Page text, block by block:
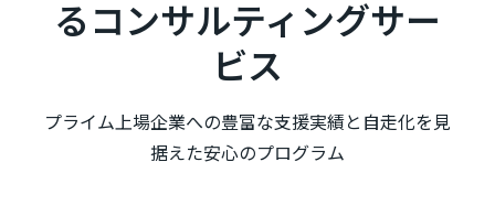
るコンサルティングサー
ビス
プライム上場企業への豊富な支援実績と自走化を見
据えた安心のプログラム